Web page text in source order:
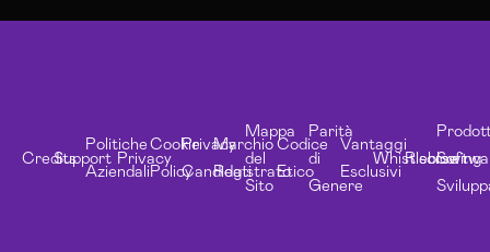
CreditsSupport
Politiche
Aziendali
Privacy
Cookie
Policy
Privacy
Candidati
Marchio
Registrato
Mappa
del
Sito
Codice
Etico
Parità
di
Genere
Vantaggi
Esclusivi
Whistleblowing
Risorse